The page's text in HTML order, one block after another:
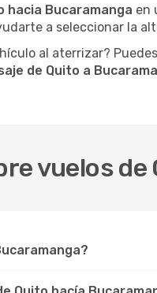
hacia Bucaramanga en
a seleccionar la
al aterrizar?
de Quito a
vuelos de